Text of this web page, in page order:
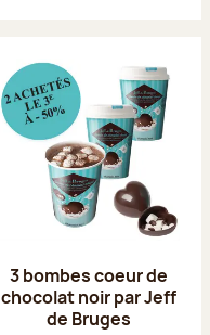
3 bombes coeur de
chocolat noir par Jeff
de Bruges